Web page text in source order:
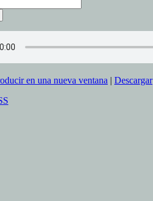
en una nueva ventana | Descargar